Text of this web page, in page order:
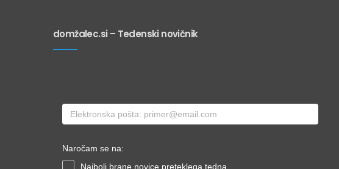
domžalec.si – Tedenski novičnik
Naročam se na:
Najbolj brane novice preteklega tedna